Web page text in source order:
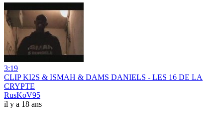
3:19
CLIP KI2S & ISMAH & DAMS DANIELS - LES 16 DE LA
CRYPTE
RusKoV95
il y a 18 ans